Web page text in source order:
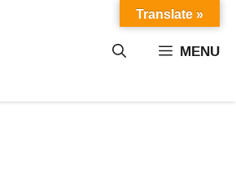
MENU
Translate »